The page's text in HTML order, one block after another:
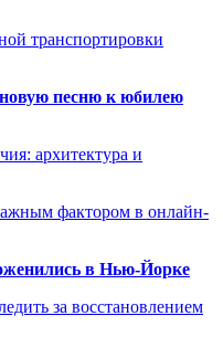
транспортировки
песню к юбилею
архитектура и
фактором в онлайн-
в Нью-Йорке
за восстановлением